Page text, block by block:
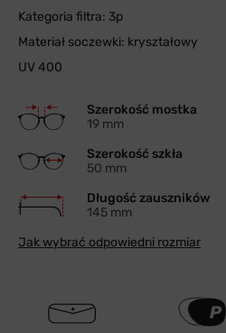
Kategoria filtra: 3p
Materiał soczewki: kryształowy
UV 400
Szerokość mostka
19 mm
Szerokość szkła
50 mm
Długość zauszników
145 mm
Jak wybrać odpowiedni rozmiar